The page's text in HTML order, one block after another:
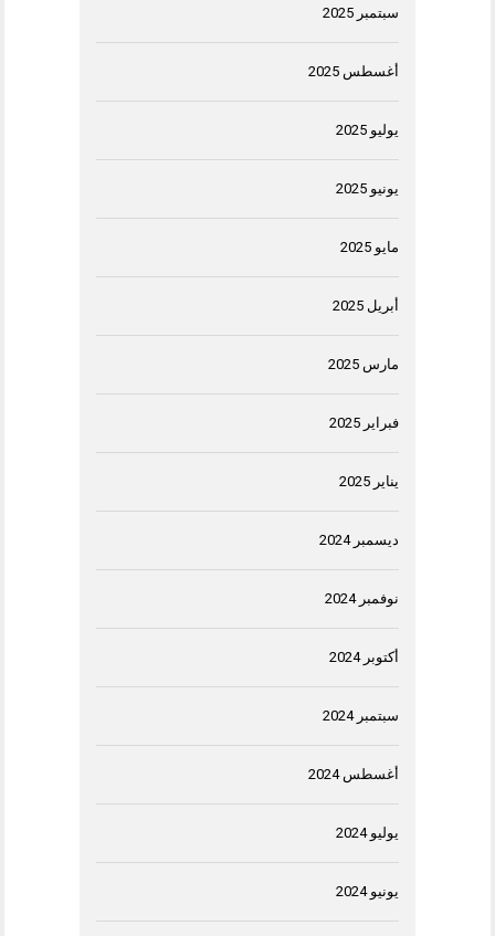
سبتمبر 2025
أغسطس 2025
يوليو 2025
يونيو 2025
مايو 2025
أبريل 2025
مارس 2025
فبراير 2025
يناير 2025
ديسمبر 2024
نوفمبر 2024
أكتوبر 2024
سبتمبر 2024
أغسطس 2024
يوليو 2024
يونيو 2024